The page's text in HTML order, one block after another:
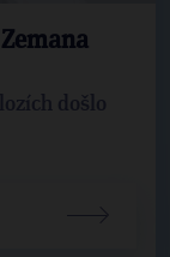
došlo